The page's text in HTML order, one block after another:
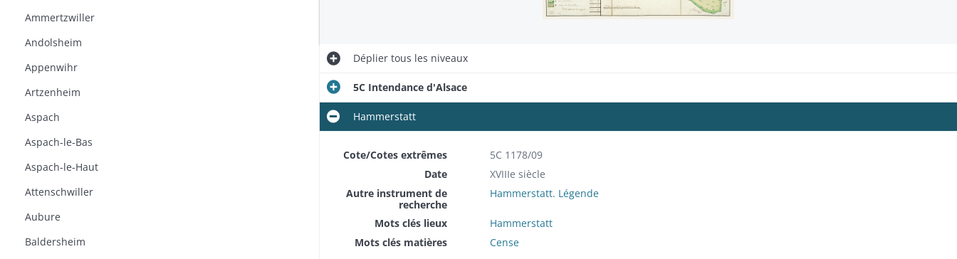
Ammertzwiller
Andolsheim
Appenwihr
Artzenheim
Aspach
Aspach-le-Bas
Aspach-le-Haut
Attenschwiller
Aubure
Baldersheim
Dépliertous les niveaux
5C Intendance d'Alsace
Hammerstatt
Cote/Cotes extrêmes
5C 1178/09
Date
XVIIIe siècle
Autre instrument de
recherche
Hammerstatt. Légende
Mots clés lieux
Hammerstatt
Mots clés matières
Cense